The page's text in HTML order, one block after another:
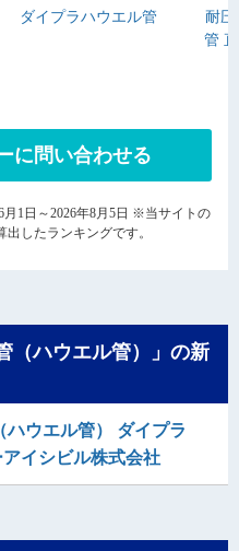
ダイプラハウエル管
耐圧
管
に問い合わせる
月1日～2026年8月5日 ※当サイトの
したランキングです。
（ハウエル管）」の新
ウエル管） ダイプラ
イシビル株式会社